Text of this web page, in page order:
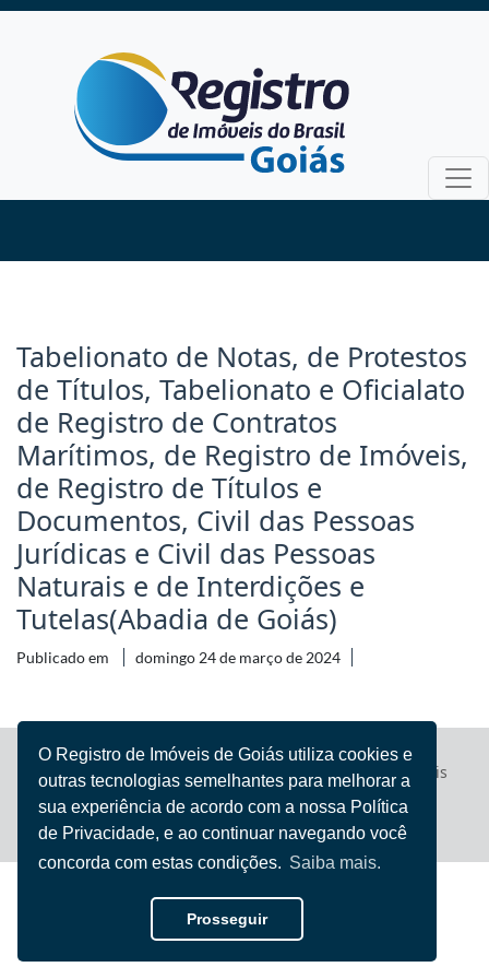
O Registro de Imóveis de Goiás utiliza cookies e
outras tecnologias semelhantes para melhorar a
sua experiência de acordo com a nossa Política
de Privacidade, e ao continuar navegando você
concorda com estas condições. Saiba mais.
Prosseguir
Tabelionato de Notas, de Protestos
de Títulos, Tabelionato e Oficialato
de Registro de Contratos
Marítimos, de Registro de Imóveis,
de Registro de Títulos e
Documentos, Civil das Pessoas
Jurídicas e Civil das Pessoas
Naturais e de Interdições e
Tutelas(Abadia de Goiás)
Publicado em domingo 24 de março de 2024
© 2022 - 2026 Todos direitos reservados Registro de Imóveis
Desenvolvido porIury Flores